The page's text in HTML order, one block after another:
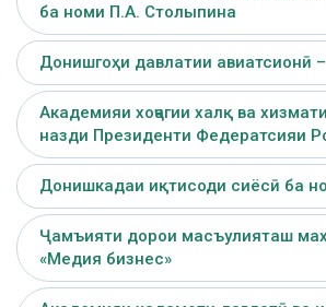
ба номи П.А. Столыпина
Донишгоҳи давлатии авиатсионӣ
Академияи хоҷагии халқ ва
назди Президенти Федератсияи
Донишкадаи иқтисоди сиёсӣ ба
Ҷамъияти дорои масъулияташ
«Медия бизнес»